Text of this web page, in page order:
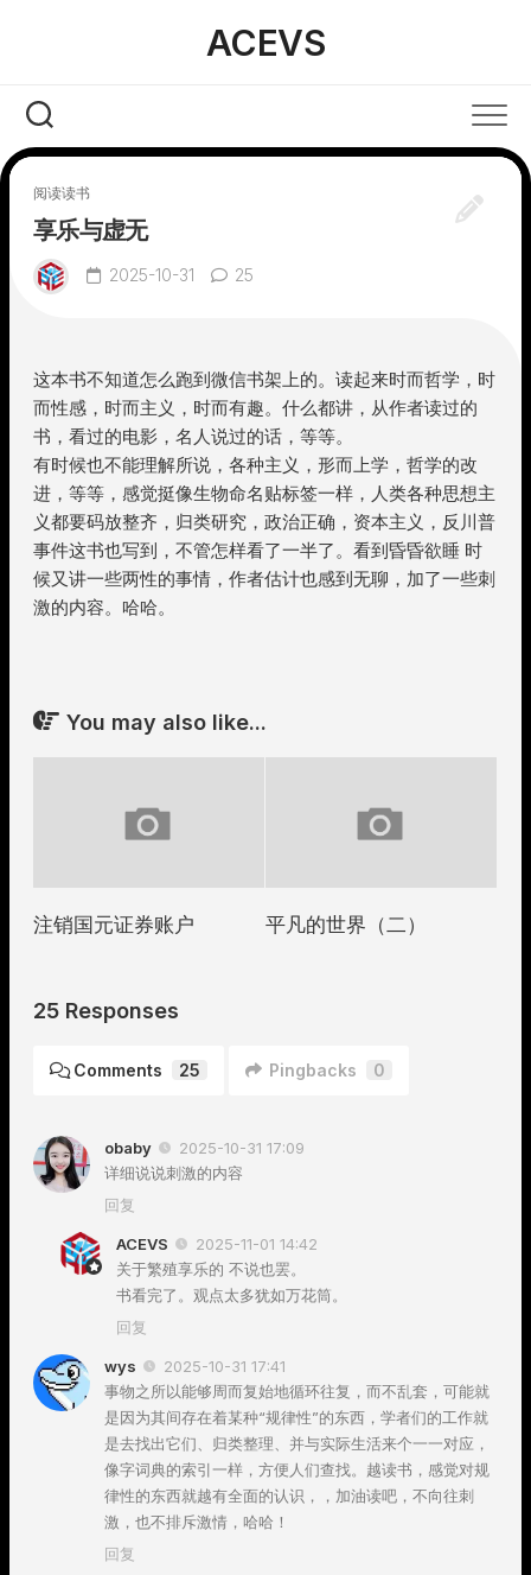
ACEVS
阅读读书
享乐与虚无
2025-10-31 25
这本书不知道怎么跑到微信书架上的。读起来时而哲学，时
而性感，时而主义，时而有趣。什么都讲，从作者读过的
书，看过的电影，名人说过的话，等等。
有时候也不能理解所说，各种主义，形而上学，哲学的改
进，等等，感觉挺像生物命名贴标签一样，人类各种思想主
义都要码放整齐，归类研究，政治正确，资本主义，反川普
事件这书也写到，不管怎样看了一半了。看到昏昏欲睡 时
候又讲一些两性的事情，作者估计也感到无聊，加了一些刺
激的内容。哈哈。
You may also like...
注销国元证券账户 平凡的世界（二）
25 Responses
Comments 25 Pingbacks 0
obaby
2025-10-31 17:09
详细说说刺激的内容
回复
ACEVS
2025-11-01 14:42
关于繁殖享乐的 不说也罢。
书看完了。观点太多犹如万花筒。
回复
wys
2025-10-31 17:41
事物之所以能够周而复始地循环往复，而不乱套，可能就
是因为其间存在着某种“规律性”的东西，学者们的工作就
是去找出它们、归类整理、并与实际生活来个一一对应，
像字词典的索引一样，方便人们查找。越读书，感觉对规
律性的东西就越有全面的认识，，加油读吧，不向往刺
激，也不排斥激情，哈哈！
回复